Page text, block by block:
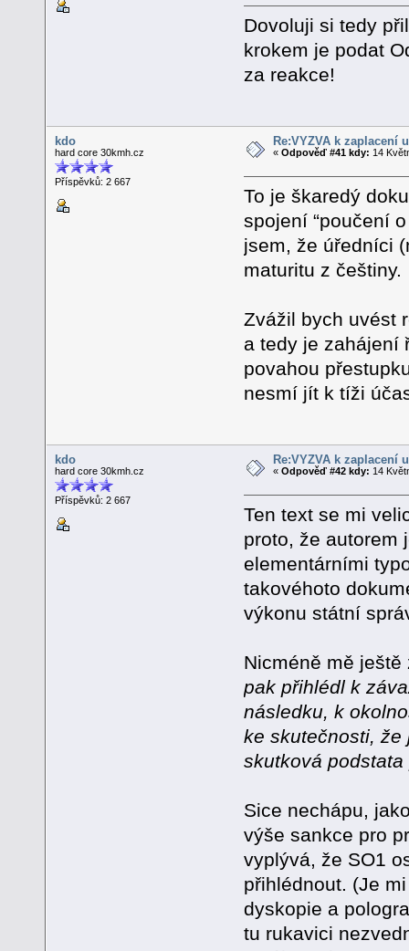
Dovoluji si tedy
krokem je podat
za reakce!
kdo
hard core 30kmh.cz
Příspěvků: 2 667
Re:VÝZVA k zaplacení
«Odpověď #41 kdy: 14
To je škaredý
spojení “poučení
jsem, že úředníci
maturitu z češtiny.
Zvážil bych uvést
a tedy je zahájení
povahou
nesmí jít k tíži
kdo
hard core 30kmh.cz
Příspěvků: 2 667
Re:VÝZVA k zaplacení
«Odpověď #42 kdy: 14
Ten text se mi
proto, že autorem
elementárními
takovéhoto
výkonu státní
Nicméně mě ještě
pak přihlédl k
následku, k
ke skutečnosti, že
skutková podstata
Sice nechápu,
výše sankce pro
vyplývá, že SO1
přihlédnout. (Je
dyskopie a
tu rukavici